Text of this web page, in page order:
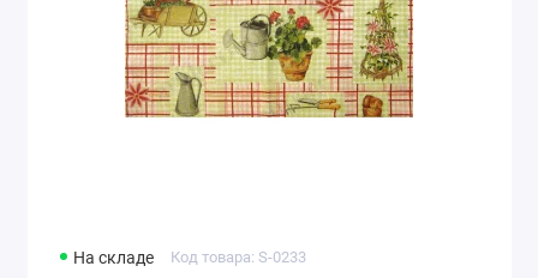
На складе Код товара: S-0233